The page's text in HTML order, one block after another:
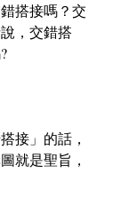
搭接嗎？交
，交錯搭
接」的話，
就是聖旨，